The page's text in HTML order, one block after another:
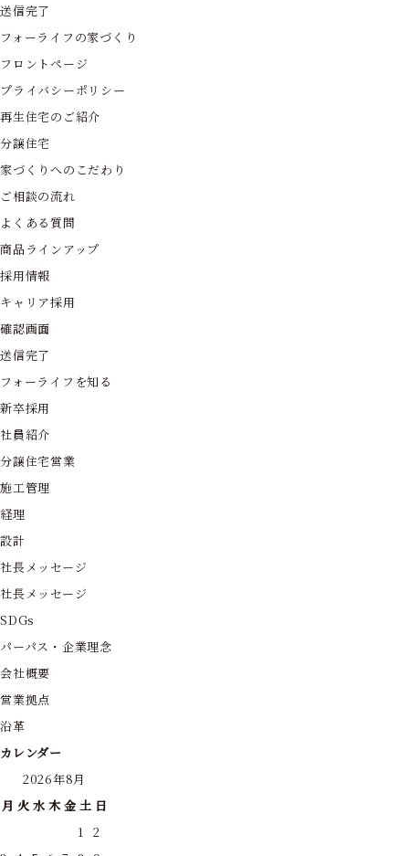
送信完了
フォーライフの家づくり
フロントページ
プライバシーポリシー
再生住宅のご紹介
分譲住宅
家づくりへのこだわり
ご相談の流れ
よくある質問
商品ラインアップ
採用情報
キャリア採用
確認画面
送信完了
フォーライフを知る
新卒採用
社員紹介
分譲住宅営業
施工管理
経理
設計
社長メッセージ
社長メッセージ
SDGs
パーパス・企業理念
会社概要
営業拠点
沿革
カレンダー
2026年8月
月 火水 木金 土 日
1 2